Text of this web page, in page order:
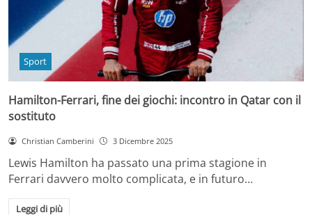
Sport
Hamilton-Ferrari, fine dei giochi: incontro in Qatar con il
sostituto
Christian Camberini 3 Dicembre 2025
Lewis Hamilton ha passato una prima stagione in
Ferrari davvero molto complicata, e in futuro…
Leggi di più